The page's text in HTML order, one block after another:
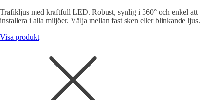
Trafikljus med kraftfull LED. Robust, synlig i 360° och enkel att
installera i alla miljöer. Välja mellan fast sken eller blinkande ljus.
Visa produkt